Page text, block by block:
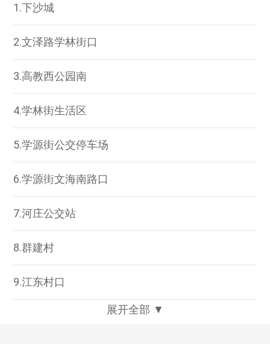
1.下沙城
2.文泽路学林街口
3.高教西公园南
4.学林街生活区
5.学源街公交停车场
6.学源街文海南路口
7.河庄公交站
8.群建村
9.江东村口
展开全部 ▼